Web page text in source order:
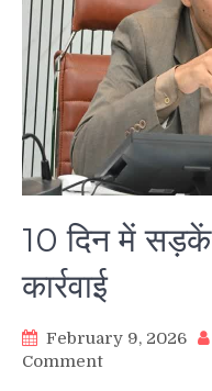
10 दिन में सड़कें
कार्रवाई
February 9, 2026
Commenton